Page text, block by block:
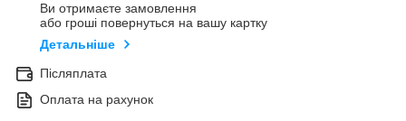
Ви отримаєте замовлення
або гроші повернуться на вашу картку
Детальніше
Післяплата
Оплата на рахунок